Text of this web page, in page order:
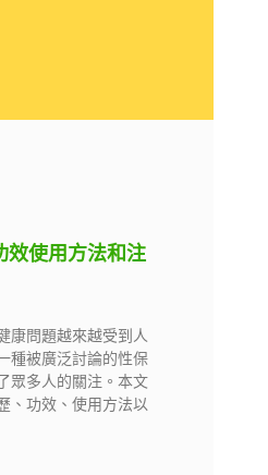
效使用方法和注
康問題越來越受到人
種被廣泛討論的性保
眾多人的關注。本文
、功效、使用方法以